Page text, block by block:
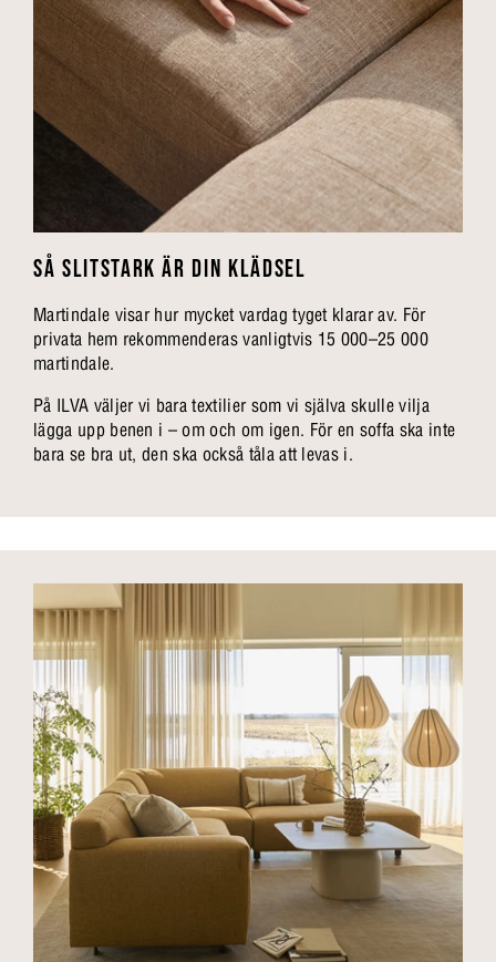
SÅ SLITSTARK ÄR DIN KLÄDSEL
Martindale visar hur mycket vardag tyget klarar av. För
privata hem rekommenderas vanligtvis 15 000–25 000
martindale.
På ILVA väljer vi bara textilier som vi själva skulle vilja
lägga upp benen i – om och om igen. För en soffa ska inte
bara se bra ut, den ska också tåla att levas i.